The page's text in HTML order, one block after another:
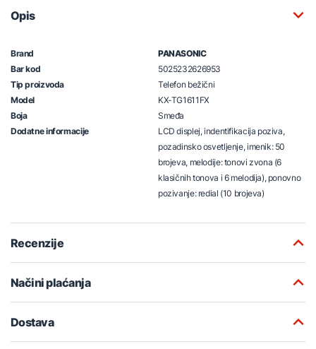
Opis
Brand
PANASONIC
Bar kod
5025232626953
Tip proizvoda
Telefon bežični
Model
KX-TG1611FX
Boja
Smeđa
Dodatne informacije
LCD displej, indentifikacija poziva,
pozadinsko osvetljenje, imenik: 50
brojeva, melodije: tonovi zvona (6
klasičnih tonova i 6 melodija), ponovno
pozivanje: redial (10 brojeva)
Recenzije
Načini plaćanja
Dostava